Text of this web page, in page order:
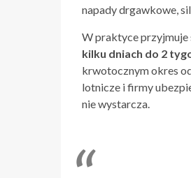
napady drgawkowe,
W praktyce przyjmuje
kilku dniach do 2
krwotocznym okres
lotnicze i firmy
nie wystarcza.